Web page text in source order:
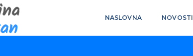
NASLOVNA NOVOSTI